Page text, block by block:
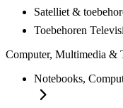
Satelliet &
Toebehoren
Computer, Multimedia &
Notebooks,